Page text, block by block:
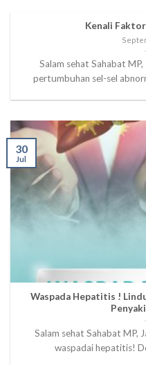
Kenali
Salam sehat Sahabat
pertumbuhan sel-sel
Waspada Hepatitis !
Salam sehat Sahabat MP,
waspadai hepatitis!
30
Jul